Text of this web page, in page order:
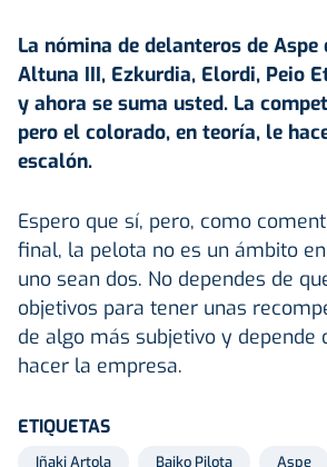
La nómina de delanteros de Aspe
Altuna III, Ezkurdia, Elordi, Peio
y ahora se suma usted. La
pero el colorado, en teoría, le
escalón.
Espero que sí, pero, como
final, la pelota no es un ámbito
uno sean dos. No dependes de
objetivos para tener unas
de algo más subjetivo y depende
hacer la empresa.
ETIQUETAS
Iñaki Artola Baiko Pilota Aspe